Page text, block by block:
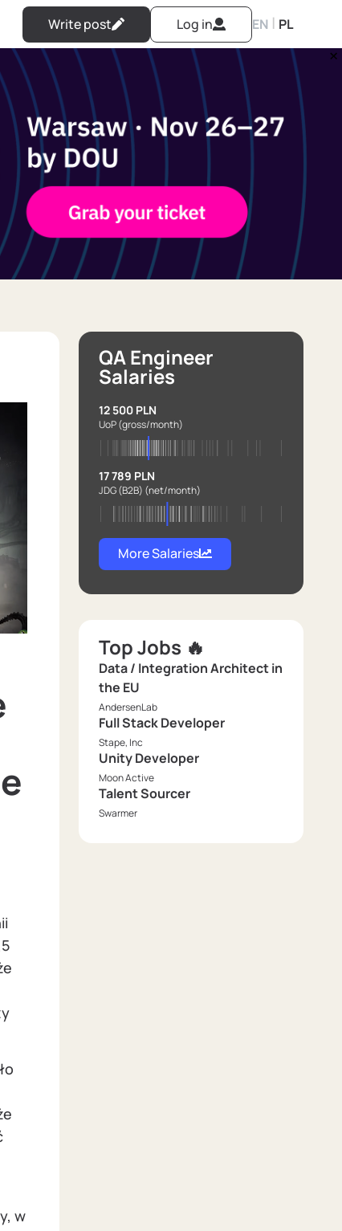
Write post Log in EN | PL
w
QA Engineer
Salaries
12 500 PLN
UoP(gross/month)
17 789 PLN
JDG (B2B) (net/month)
More Salaries
Top Jobs 🔥
Data / Integration Architect in
the EU
AndersenLab
Full Stack Developer
Stape, Inc
Unity Developer
Moon Active
Talent Sourcer
Swarmer